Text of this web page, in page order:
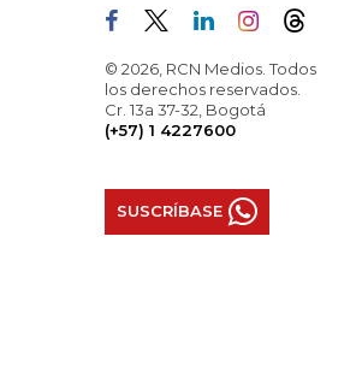
© 2026, RCN Medios. Todos
los derechos reservados.
Cr. 13a 37-32, Bogotá
(+57) 1 4227600
SUSCRÍBASE